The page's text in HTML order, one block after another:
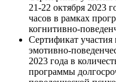
21-22 октября 2023
часов в рамках
когнитивно-
Сертификат
эмотивно-
2023 года в
программы